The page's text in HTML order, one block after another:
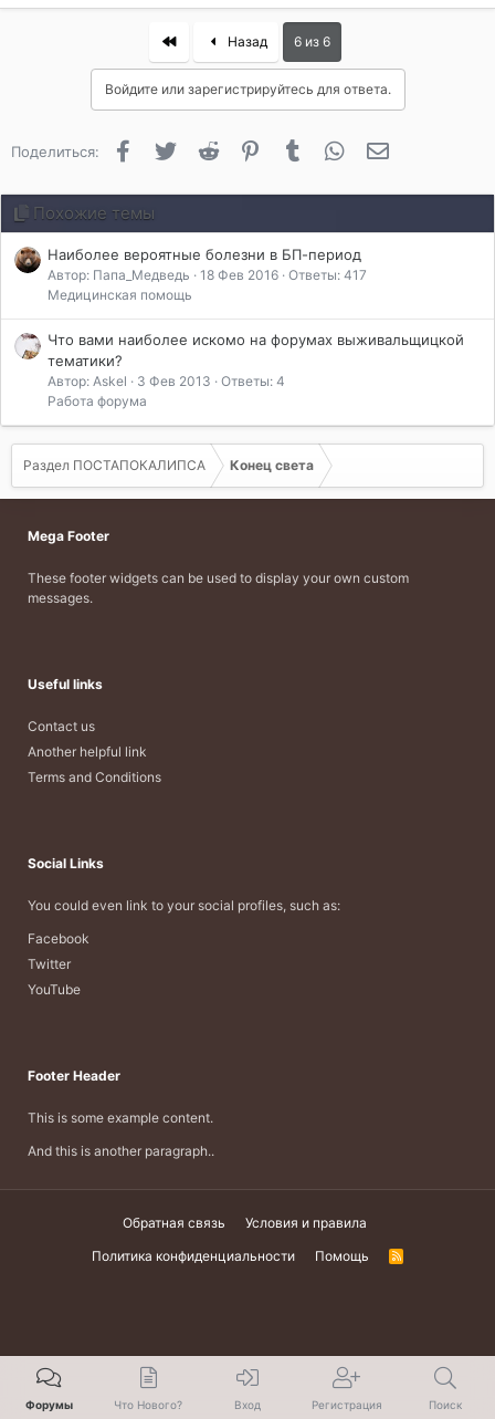
First Назад 6 из 6
Войдите или зарегистрируйтесь для ответа.
Поделиться: FacebookTwitter Reddit PinterestTumblr WhatsApp
Похожие темы
Наиболее вероятные болезни в БП-период
Автор: Папа_Медведь 18 Фев 2016 Ответы: 417
Медицинская помощь
Что вами наиболее искомо на форумах выживальщицкой
тематики?
Автор: Askel 3 Фев 2013
Ответы: 4
Работа форума
Раздел ПОСТАПОКАЛИПСА Конец света
Mega Footer
These footer widgets can be used to display your own custom
messages.
Useful links
Contact us
Another helpful link
Terms and Conditions
Social Links
You could even link to your social profiles, such as:
Facebook
Twitter
YouTube
Footer Header
This is some example content.
And this is another paragraph..
Обратная связь
Условия и правила
Политика конфиденциальности
Помощь
R
Форумы Что Нового? Вход Регистрация Поиск